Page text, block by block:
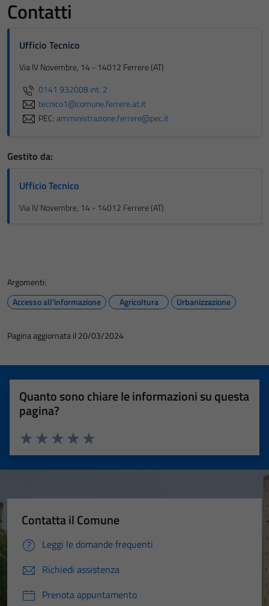
Contatti
Ufficio Tecnico
Via IV Novembre, 14 - 14012 Ferrere (AT)
0141 932008 int. 2
tecnico1@comune.ferrere.at.it
PEC:amministrazione.ferrere@pec.it
Gestito da:
Ufficio Tecnico
Via IV Novembre, 14 - 14012 Ferrere (AT)
Argomenti:
Accesso all'informazione
Agricoltura Urbanizzazione
Pagina aggiornata il 20/03/2024
Quanto sono chiare le informazioni su questa
pagina?
Valuta 5 stelle su 5
Valuta 4 stelle su 5
Valuta 3 stelle su 5
Valuta 2 stelle su 5
Valuta 1 stelle su 5
Contatta il Comune
Leggi le domande frequenti
Richiedi assistenza
Prenota appuntamento